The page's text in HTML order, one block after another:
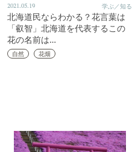
2021.05.19 学ぶ／知る
北海道民ならわかる？花言葉は
「叡智」北海道を代表するこの
花の名前は…
自然 花畑